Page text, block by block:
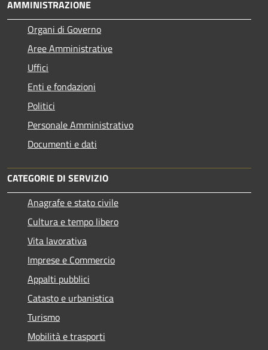
AMMINISTRAZIONE
Organi di Governo
Aree Amministrative
Uffici
Enti e fondazioni
Politici
Personale Amministrativo
Documenti e dati
CATEGORIE DI SERVIZIO
Anagrafe e stato civile
Cultura e tempo libero
Vita lavorativa
Imprese e Commercio
Appalti pubblici
Catasto e urbanistica
Turismo
Mobilità e trasporti